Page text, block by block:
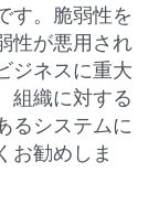
す。脆弱性を
性が悪用され
ジネスに重大
組織に対する
るシステムに
お勧めしま